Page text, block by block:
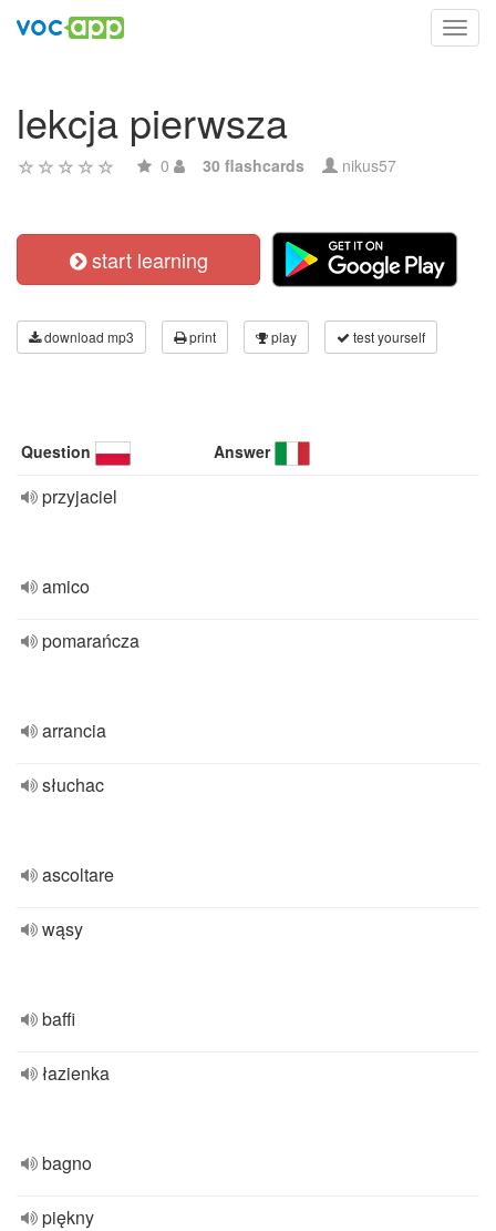
lekcja pierwsza
0 30 flashcards nikus57
start learning
download mp3 print play test yourself
Question Answer
przyjaciel
amico
pomarańcza
arrancia
słuchac
ascoltare
wąsy
baffi
łazienka
bagno
piękny